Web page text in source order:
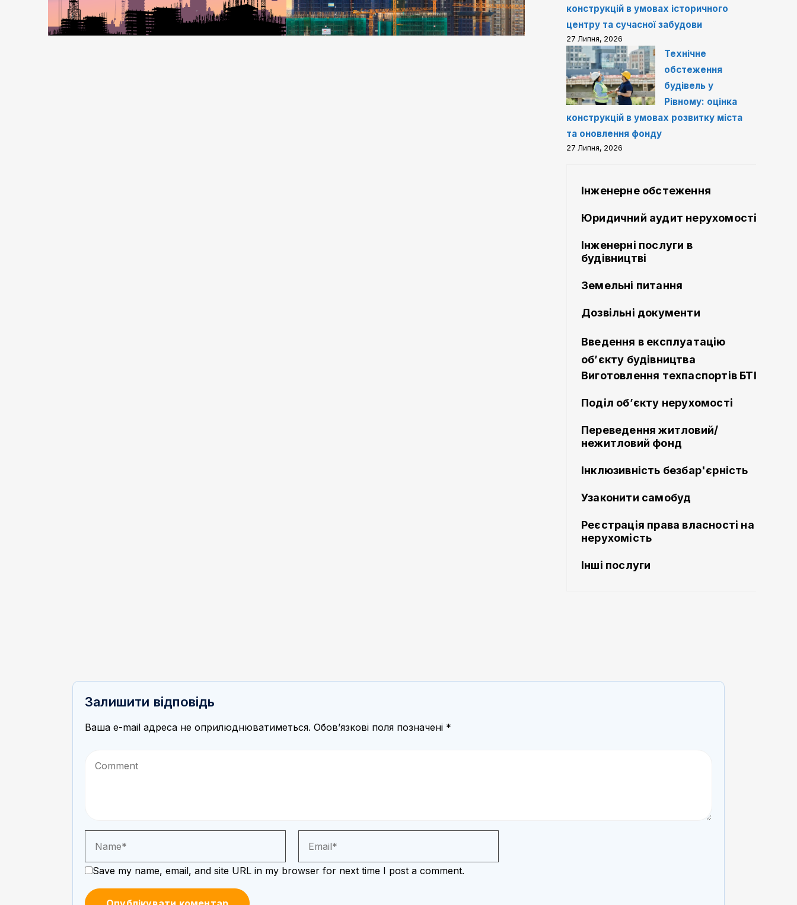
конструкцій в умовах історичного
центру та сучасної забудови
27 Липня, 2026
Технічне
обстеження
будівель у
Рівному: оцінка
конструкцій в умовах розвитку міста
та оновлення фонду
27 Липня, 2026
Інженерне обстеження
Юридичний аудит нерухомості
Інженерні послуги в
будівництві
Земельні питання
Дозвільні документи
Введення в експлуатацію
об’єкту будівництва
Виготовлення техпаспортів БТІ
Поділ об’єкту нерухомості
Переведення житловий/
нежитловий фонд
Інклюзивність безбар'єрність
Узаконити самобуд
Реєстрація права власності на
нерухомість
Інші послуги
Залишити відповідь
Ваша e-mail адреса не оприлюднюватиметься. Обов’язкові поля позначені *
Save my name, email, and site URL in my browser for next time I post a comment.